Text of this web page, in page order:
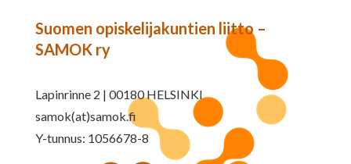
Suomen opiskelijakuntien liitto –
SAMOK ry
Lapinrinne 2 | 00180 HELSINKI
samok(at)samok.fi
Y-tunnus: 1056678-8